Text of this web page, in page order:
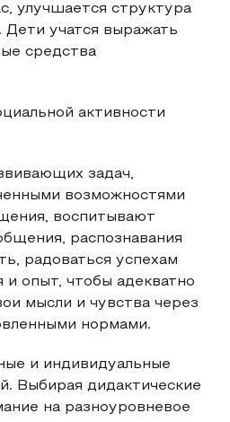
улучшается структура
Дети учатся выражать
средства
активности
задач,
возможностями
воспитывают
распознавания
радоваться успехам
опыт, чтобы адекватно
мысли и чувства через
нормами.
и индивидуальные
Выбирая дидактические
на разноуровневое